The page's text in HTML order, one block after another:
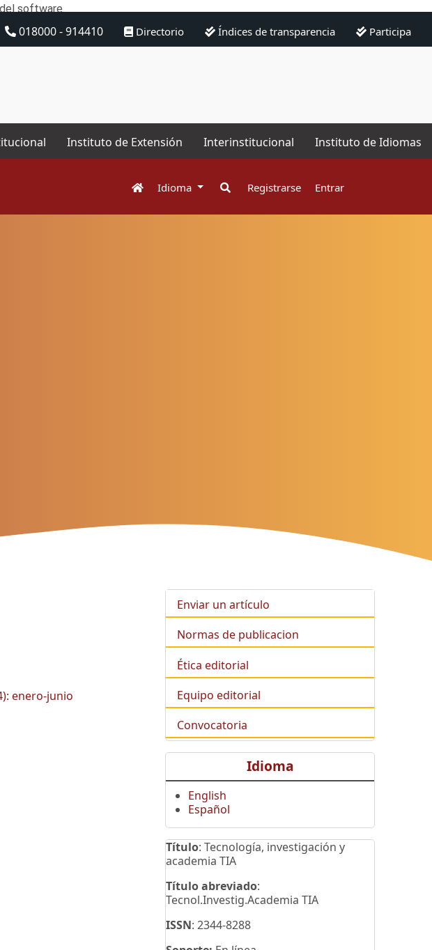
software
018000 - 914410 Directorio Índices de transparencia Participa
Instituto de Extensión Interinstitucional Instituto de Idiomas
Idioma Registrarse Entrar
enero-junio
Enviar un artículo
Normas de publicacion
Ética editorial
Equipo editorial
Convocatoria
Idioma
English
Español
Título: Tecnología, investigación y
academia TIA
Título abreviado:
Tecnol.Investig.Academia TIA
ISSN: 2344-8288